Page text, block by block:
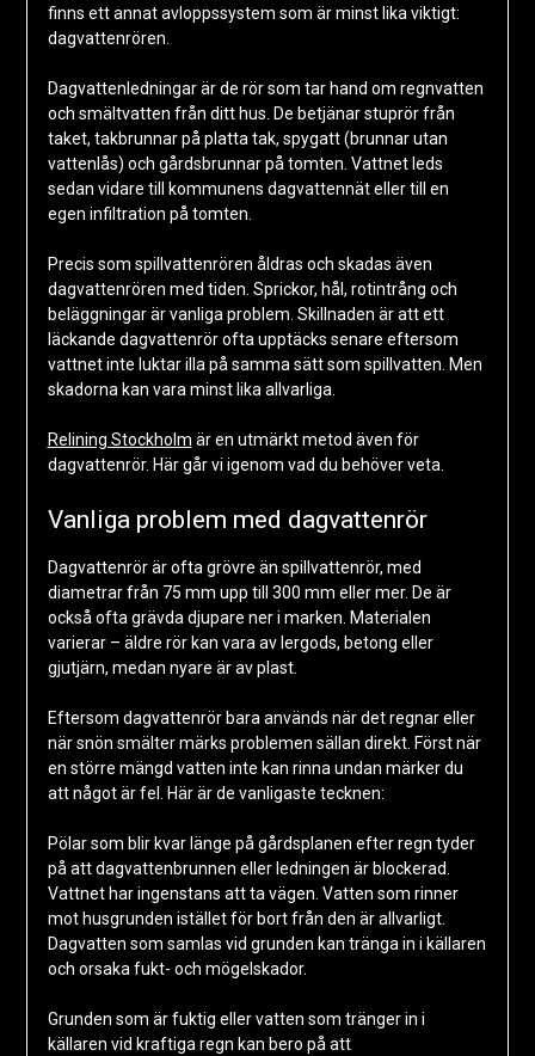
finns ett annat avloppssystem som är minst lika viktigt:
dagvattenrören.
Dagvattenledningar är de rör som tar hand om regnvatten
och smältvatten från ditt hus. De betjänar stuprör från
taket, takbrunnar på platta tak, spygatt (brunnar utan
vattenlås) och gårdsbrunnar på tomten. Vattnet leds
sedan vidare till kommunens dagvattennät eller till en
egen infiltration på tomten.
Precis som spillvattenrören åldras och skadas även
dagvattenrören med tiden. Sprickor, hål, rotintrång och
beläggningar är vanliga problem. Skillnaden är att ett
läckande dagvattenrör ofta upptäcks senare eftersom
vattnet inte luktar illa på samma sätt som spillvatten. Men
skadorna kan vara minst lika allvarliga.
Relining Stockholm är en utmärkt metod även för
dagvattenrör. Här går vi igenom vad du behöver veta.
Vanliga problem med dagvattenrör
Dagvattenrör är ofta grövre än spillvattenrör, med
diametrar från 75 mm upp till 300 mm eller mer. De är
också ofta grävda djupare ner i marken. Materialen
varierar – äldre rör kan vara av lergods, betong eller
gjutjärn, medan nyare är av plast.
Eftersom dagvattenrör bara används när det regnar eller
när snön smälter märks problemen sällan direkt. Först när
en större mängd vatten inte kan rinna undan märker du
att något är fel. Här är de vanligaste tecknen:
Pölar som blir kvar länge på gårdsplanen efter regn tyder
på att dagvattenbrunnen eller ledningen är blockerad.
Vattnet har ingenstans att ta vägen. Vatten som rinner
mot husgrunden istället för bort från den är allvarligt.
Dagvatten som samlas vid grunden kan tränga in i källaren
och orsaka fukt- och mögelskador.
Grunden som är fuktig eller vatten som tränger in i
källaren vid kraftiga regn kan bero på att